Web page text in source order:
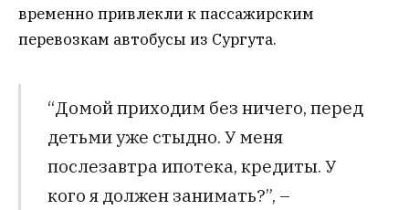
временно привлекли к пассажирским
перевозкам автобусы из Сургута.
“Домой приходим без ничего, перед
детьми уже стыдно. У меня
послезавтра ипотека, кредиты. У
кого я должен занимать?”, –